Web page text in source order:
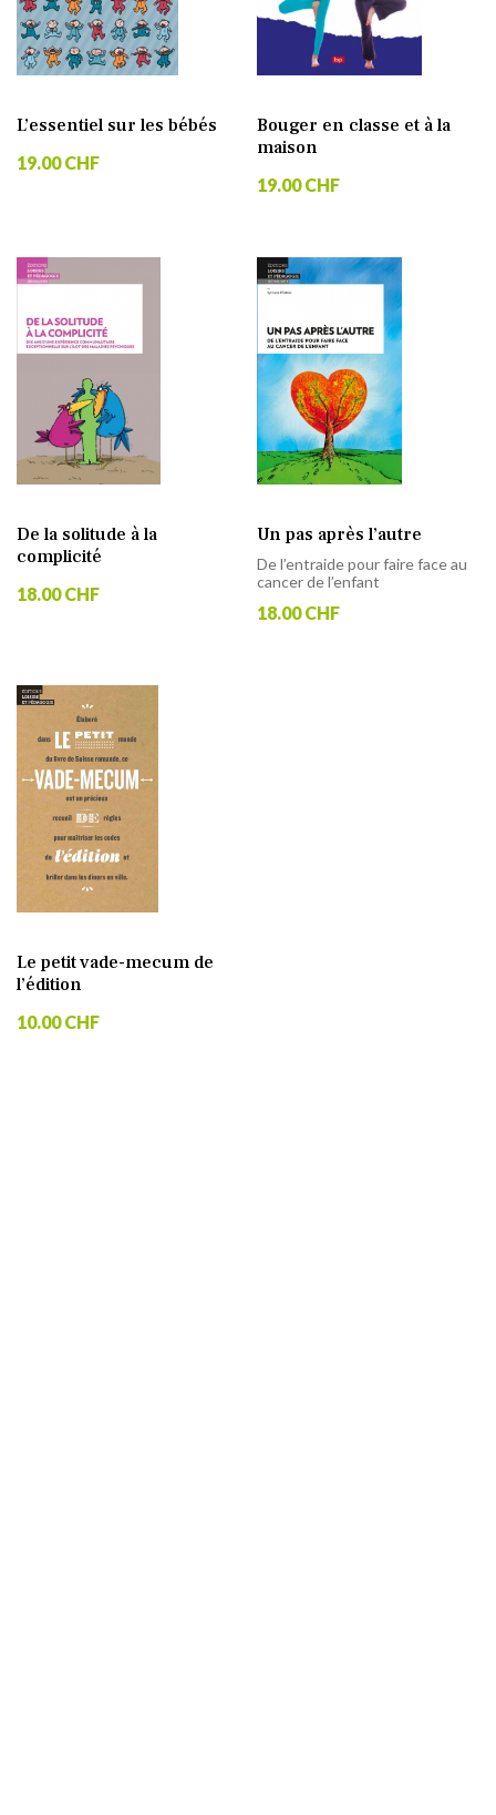
L’essentiel sur les bébés
19.00 CHF
Bouger en classe et à la
maison
19.00 CHF
De la solitude à la
complicité
18.00 CHF
Un pas après l’autre
De l’entraide pour faire face au
cancer de l’enfant
18.00 CHF
Le petit vade-mecum de
l’édition
10.00 CHF